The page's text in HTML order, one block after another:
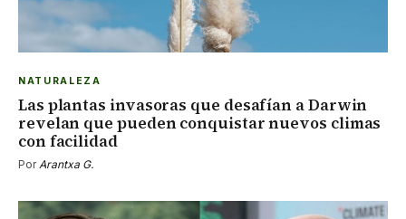
NATURALEZA
Las plantas invasoras que desafían a Darwin
revelan que pueden conquistar nuevos climas
con facilidad
Por Arantxa G.